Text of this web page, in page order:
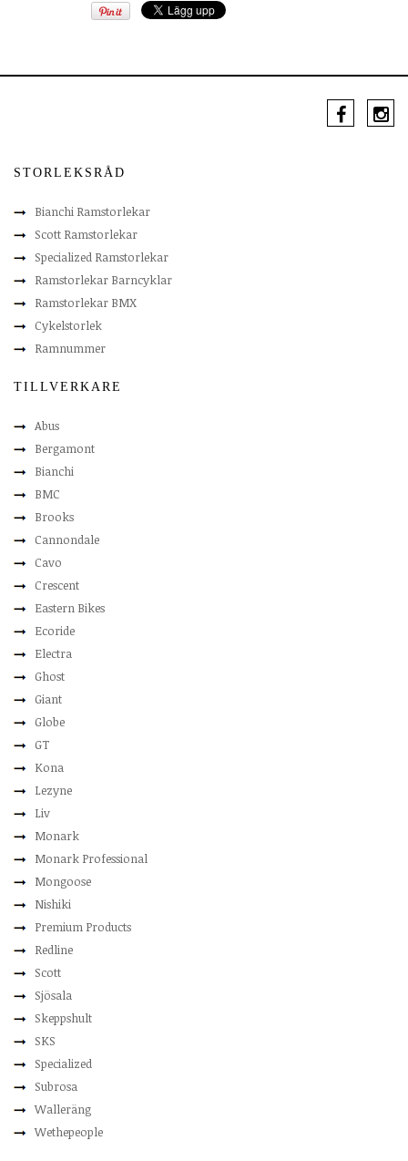
STORLEKSRÅD
Bianchi Ramstorlekar
Scott Ramstorlekar
Specialized Ramstorlekar
Ramstorlekar Barncyklar
Ramstorlekar BMX
Cykelstorlek
Ramnummer
TILLVERKARE
Abus
Bergamont
Bianchi
BMC
Brooks
Cannondale
Cavo
Crescent
Eastern Bikes
Ecoride
Electra
Ghost
Giant
Globe
GT
Kona
Lezyne
Liv
Monark
Monark Professional
Mongoose
Nishiki
Premium Products
Redline
Scott
Sjösala
Skeppshult
SKS
Specialized
Subrosa
Walleräng
Wethepeople